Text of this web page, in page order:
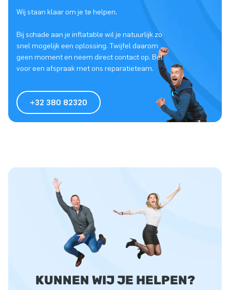
Wij staan klaar om je te helpen.
Bij schade aan je inflatable wil je natuurlijk zo
snel mogelijk een oplossing. Twijfel daarom
geen moment en neem direct contact op. Bel
voor een afspraak met ons reparatieteam.
+32 380 82320
KUNNEN WIJ JE HELPEN?